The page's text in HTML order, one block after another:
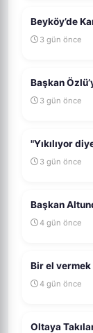
Beyköy’de
3 gün önce
Başkan
3 gün önce
"Yıkılıyor
3 gün önce
Başkan
4 gün önce
Bir el vermek
4 gün önce
Oltaya